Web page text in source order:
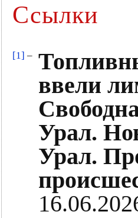
Ссылки
[1] –
ввели
Урал.
Урал.